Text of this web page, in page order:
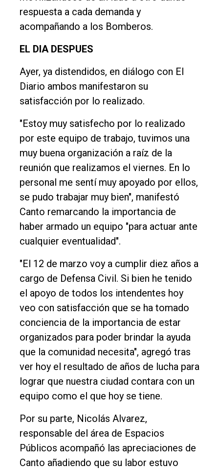
respuesta a cada demanda y
acompañando a los Bomberos.
EL DIA DESPUES
Ayer, ya distendidos, en diálogo con El
Diario ambos manifestaron su
satisfacción por lo realizado.
"Estoy muy satisfecho por lo realizado
por este equipo de trabajo, tuvimos una
muy buena organización a raíz de la
reunión que realizamos el viernes. En lo
personal me sentí muy apoyado por ellos,
se pudo trabajar muy bien", manifestó
Canto remarcando la importancia de
haber armado un equipo "para actuar ante
cualquier eventualidad".
"El 12 de marzo voy a cumplir diez años a
cargo de Defensa Civil. Si bien he tenido
el apoyo de todos los intendentes hoy
veo con satisfacción que se ha tomado
conciencia de la importancia de estar
organizados para poder brindar la ayuda
que la comunidad necesita", agregó tras
ver hoy el resultado de años de lucha para
lograr que nuestra ciudad contara con un
equipo como el que hoy se tiene.
Por su parte, Nicolás Alvarez,
responsable del área de Espacios
Públicos acompañó las apreciaciones de
Canto añadiendo que su labor estuvo